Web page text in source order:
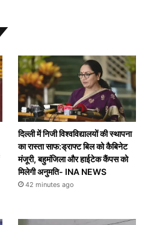
दिल्ली में निजी विश्वविद्यालयों की स्थापना
का रास्ता साफ:ड्राफ्ट बिल को कैबिनेट
मंजूरी, बहुमंजिला और हाईटेक कैंपस को
मिलेगी अनुमति- INA NEWS
42 minutes ago